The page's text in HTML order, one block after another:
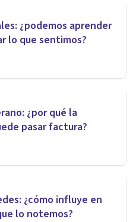
¿podemos aprender
lo que sentimos?
¿por qué la
pasar factura?
¿cómo influye en
lo notemos?